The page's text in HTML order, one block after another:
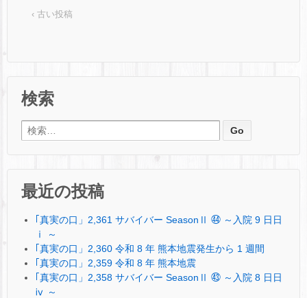
‹ 古い投稿
検索
検索:
最近の投稿
｢真実の口」2,361 サバイバー SeasonⅡ ㊹ ～入院 9 日日
ⅰ ～
｢真実の口」2,360 令和 8 年 熊本地震発生から 1 週間
｢真実の口」2,359 令和 8 年 熊本地震
｢真実の口」2,358 サバイバー SeasonⅡ ㊸ ～入院 8 日日
ⅳ ～